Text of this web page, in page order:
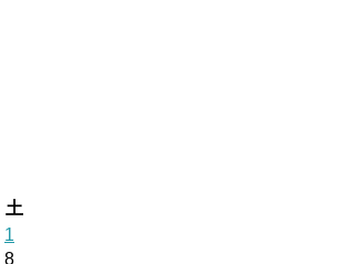
土
1
8